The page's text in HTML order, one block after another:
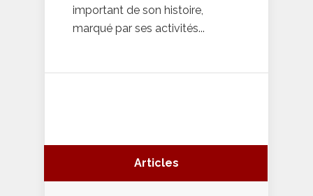
important de son histoire,
marqué par ses activités...
Articles